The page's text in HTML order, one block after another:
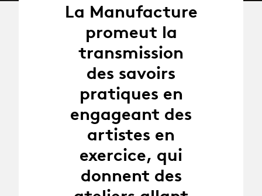
La Manufacture
promeut la
transmission
des savoirs
pratiques en
engageant des
artistes en
exercice, qui
donnent des